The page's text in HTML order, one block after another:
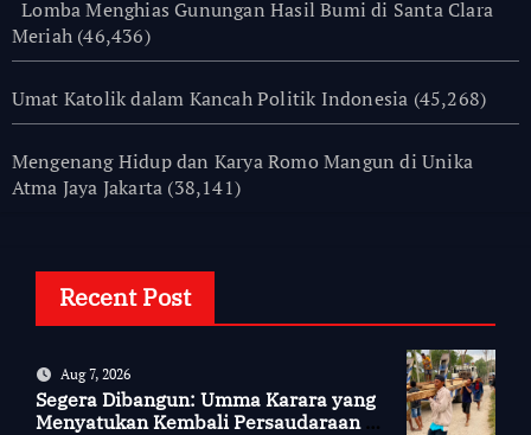
Lomba Menghias Gunungan Hasil Bumi di Santa Clara
Meriah (46,436)
Umat Katolik dalam Kancah Politik Indonesia (45,268)
Mengenang Hidup dan Karya Romo Mangun di Unika
Atma Jaya Jakarta (38,141)
Recent Post
Aug 7, 2026
Segera Dibangun: Umma Karara yang
Menyatukan Kembali Persaudaraan di